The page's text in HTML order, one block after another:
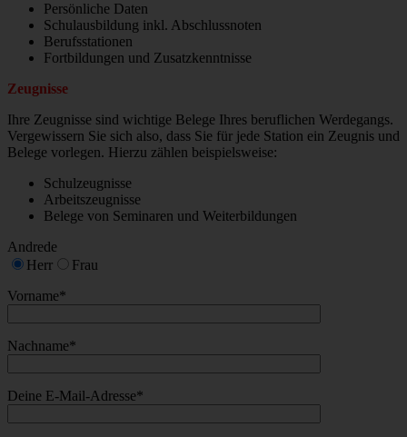
Persönliche Daten
Schulausbildung inkl. Abschlussnoten
Berufsstationen
Fortbildungen und Zusatzkenntnisse
Zeugnisse
Ihre Zeugnisse sind wichtige Belege Ihres beruflichen Werdegangs.
Vergewissern Sie sich also, dass Sie für jede Station ein Zeugnis und
Belege vorlegen. Hierzu zählen beispielsweise:
Schulzeugnisse
Arbeitszeugnisse
Belege von Seminaren und Weiterbildungen
Andrede
Herr
Frau
Vorname*
Nachname*
Deine E-Mail-Adresse*